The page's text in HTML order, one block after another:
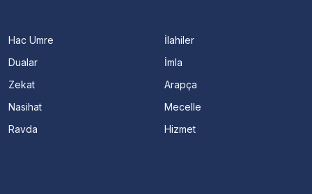
Hac Umre
Dualar
Zekat
Nasihat
Ravda
İlahiler
İmla
Arapça
Mecelle
Hizmet